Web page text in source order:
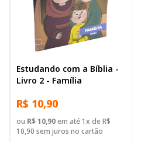
Estudando com a Bíblia -
Livro 2 - Família
R$ 10,90
ou R$ 10,90em até 1x de R$
10,90 sem juros no cartão